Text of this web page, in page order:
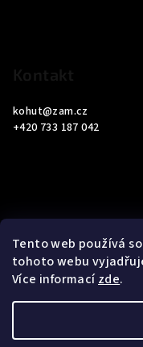
Tento web používá
tohoto webu
Více informacízde.
kohut@zam.cz
+420 733 187 042
Informace pro
Obchodní podmínky